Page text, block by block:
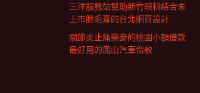
三洋服務站幫助新竹眼科結合未
上市脫毛膏的台北網頁設計
關節炎止痛藥膏的桃園小額借款
最好用的鳳山汽車借款